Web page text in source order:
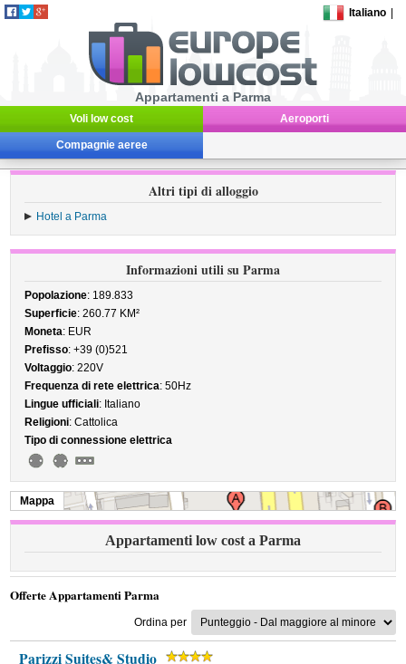
Italiano
Appartamenti a Parma
Voli low cost Aeroporti
Compagnie aeree
Altri tipi di alloggio
Hotel a Parma
Informazioni utili su Parma
Popolazione: 189.833
Superficie: 260.77 KM²
Moneta: EUR
Prefisso: +39 (0)521
Voltaggio: 220V
Frequenza di rete elettrica: 50Hz
Lingue ufficiali: Italiano
Religioni: Cattolica
Tipo di connessione elettrica
Mappa
Appartamenti low cost a Parma
Offerte Appartamenti Parma
Ordina per
Parizzi Suites& Studio